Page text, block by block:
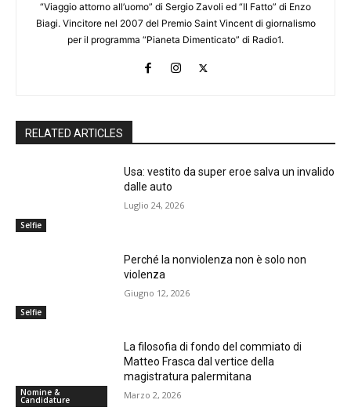
“Viaggio attorno all’uomo” di Sergio Zavoli ed “Il Fatto” di Enzo
Biagi. Vincitore nel 2007 del Premio Saint Vincent di giornalismo
per il programma “Pianeta Dimenticato” di Radio1.
RELATED ARTICLES
Selfie
Usa: vestito da super eroe salva un invalido
dalle auto
Luglio 24, 2026
Selfie
Perché la nonviolenza non è solo non
violenza
Giugno 12, 2026
Nomine &
Candidature
La filosofia di fondo del commiato di
Matteo Frasca dal vertice della
magistratura palermitana
Marzo 2, 2026